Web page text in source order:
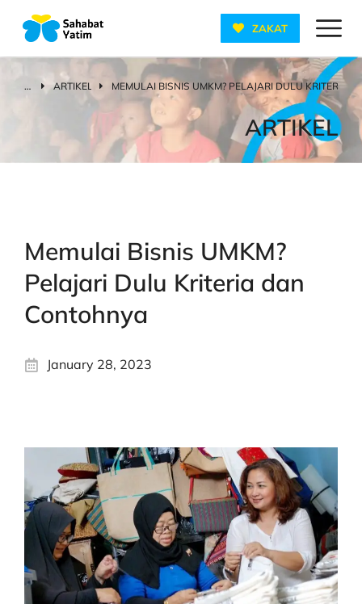
ZAKAT
You are here:
ARTIKEL MEMULAI BISNIS UMKM? PELAJARI DULU KRITERIA
ARTIKEL
Memulai Bisnis UMKM?
Pelajari Dulu Kriteria dan
Contohnya
January 28, 2023